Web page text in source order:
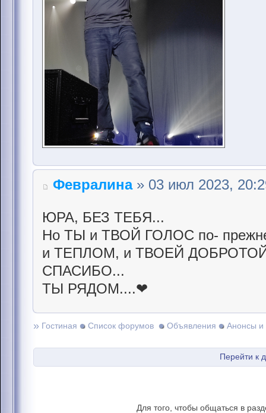
Февралина» 03 июл 2023,
ЮРА, БЕЗ ТЕБЯ...
Но ТЫ и ТВОЙ ГОЛОС по-
и ТЕПЛОМ, и ТВОЕЙ
СПАСИБО...
ТЫ РЯДОМ....❤
» Гостиная Список форумов Объявления Анонсы и
Перейти к
Для того, чтобы общаться в